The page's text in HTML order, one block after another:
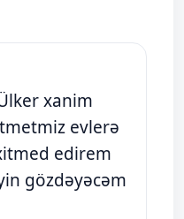
xanim
evlerə
edirem
gözdəyəcəm